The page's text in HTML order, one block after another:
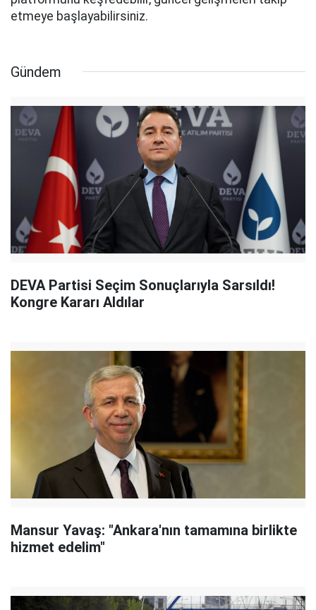
etmeye başlayabilirsiniz.
Gündem
DEVA Partisi Seçim Sonuçlarıyla Sarsıldı!
Kongre Kararı Aldılar
Mansur Yavaş: "Ankara'nın tamamına birlikte
hizmet edelim"